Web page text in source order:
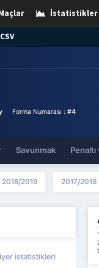
İstatistikler
CSV
Forma Numarası : #4
Savunmak Penaltı
2018/2019 2017/2018
istatistikleri